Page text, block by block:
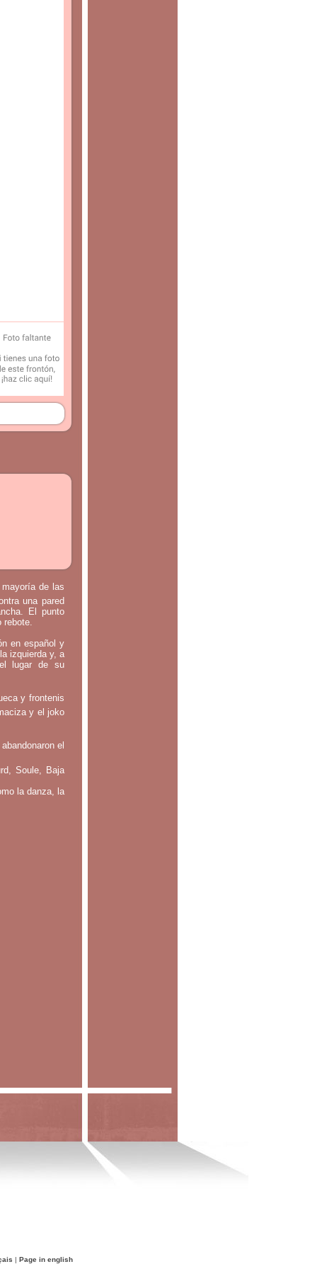
de las
una pared
El punto
rebote.
en español y
izquierda y, a
lugar de su
y frontenis
y el joko
el
Soule, Baja
la danza, la
| Page in english